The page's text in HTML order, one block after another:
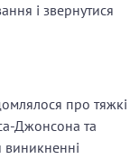
і звернутися
про тяжкі
Джонсона та
виникненні